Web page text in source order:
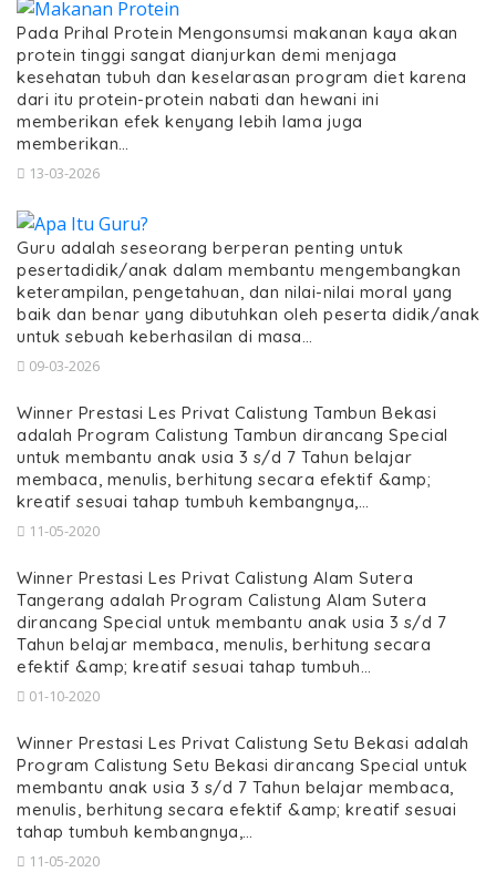
Pada Prihal Protein Mengonsumsi makanan kaya akan
protein tinggi sangat dianjurkan demi menjaga
kesehatan tubuh dan keselarasan program diet karena
dari itu protein-protein nabati dan hewani ini
memberikan efek kenyang lebih lama juga
memberikan…
13-03-2026
Guru adalah seseorang berperan penting untuk
pesertadidik/anak dalam membantu mengembangkan
keterampilan, pengetahuan, dan nilai-nilai moral yang
baik dan benar yang dibutuhkan oleh peserta didik/anak
untuk sebuah keberhasilan di masa…
09-03-2026
Winner Prestasi Les Privat Calistung Tambun Bekasi
adalah Program Calistung Tambun dirancang Special
untuk membantu anak usia 3 s/d 7 Tahun belajar
membaca, menulis, berhitung secara efektif &amp;
kreatif sesuai tahap tumbuh kembangnya,…
11-05-2020
Winner Prestasi Les Privat Calistung Alam Sutera
Tangerang adalah Program Calistung Alam Sutera
dirancang Special untuk membantu anak usia 3 s/d 7
Tahun belajar membaca, menulis, berhitung secara
efektif &amp; kreatif sesuai tahap tumbuh…
01-10-2020
Winner Prestasi Les Privat Calistung Setu Bekasi adalah
Program Calistung Setu Bekasi dirancang Special untuk
membantu anak usia 3 s/d 7 Tahun belajar membaca,
menulis, berhitung secara efektif &amp; kreatif sesuai
tahap tumbuh kembangnya,…
11-05-2020